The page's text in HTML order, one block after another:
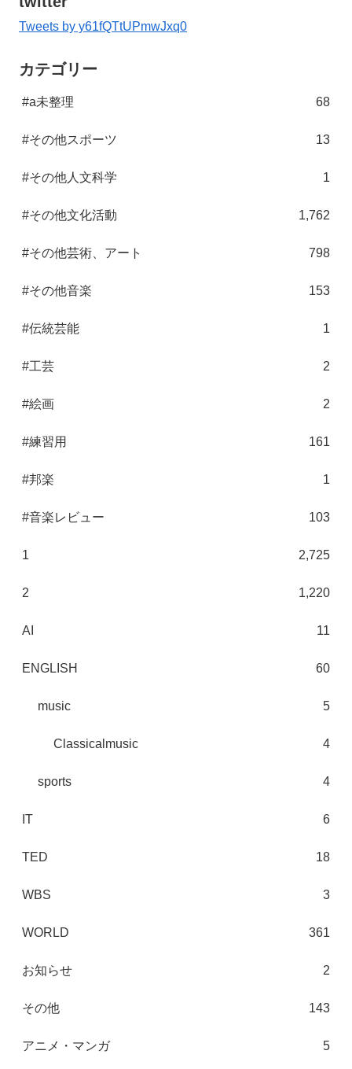
Tweets by y61fQTtUPmwJxq0
カテゴリー
#a未整理 68
#その他スポーツ 13
#その他人文科学 1
#その他文化活動 1,762
#その他芸術、アート 798
#その他音楽 153
#伝統芸能 1
#工芸 2
#絵画 2
#練習用 161
#邦楽 1
#音楽レビュー 103
1 2,725
2 1,220
AI 11
ENGLISH 60
music 5
Classicalmusic 4
sports 4
IT 6
TED 18
WBS 3
WORLD 361
お知らせ 2
その他 143
アニメ・マンガ 5